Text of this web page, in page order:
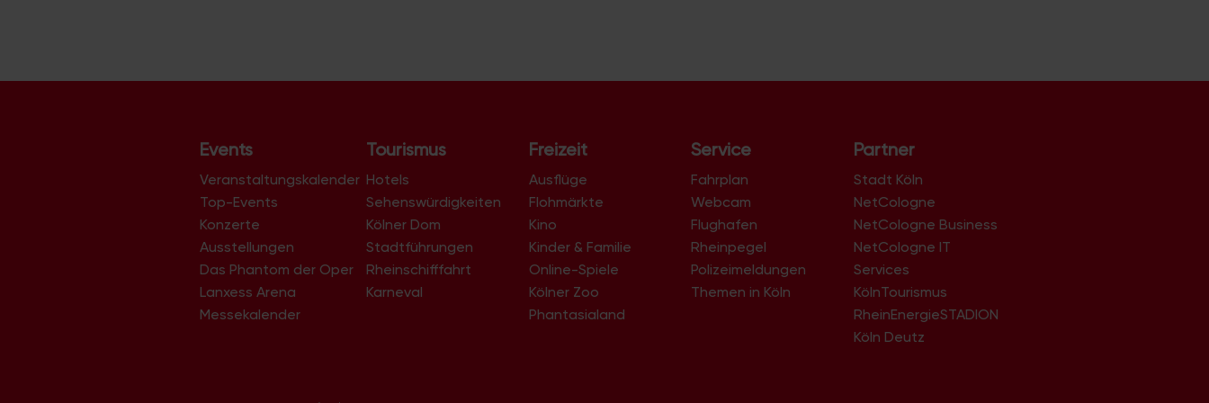
Events
Veranstaltungskalender
Top-Events
Konzerte
Ausstellungen
Das Phantom der Oper
Lanxess Arena
Messekalender
Tourismus
Hotels
Sehenswürdigkeiten
Kölner Dom
Stadtführungen
Rheinschifffahrt
Karneval
Freizeit
Ausflüge
Flohmärkte
Kino
Kinder & Familie
Online-Spiele
Kölner Zoo
Phantasialand
Service
Fahrplan
Webcam
Flughafen
Rheinpegel
Polizeimeldungen
Themen in Köln
Partner
Stadt Köln
NetCologne
NetCologne Business
NetCologne IT
Services
KölnTourismus
RheinEnergieSTADION
Köln Deutz